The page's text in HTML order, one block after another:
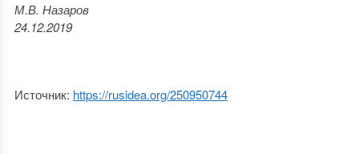
М.В. Назаров
24.12.2019
Источник: https://rusidea.org/250950744